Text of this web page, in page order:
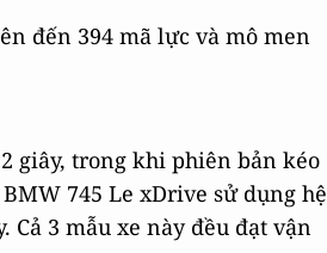
đến 394 mã lực và mô men
giây, trong khi phiên bản kéo
745 Le xDrive sử dụng hệ
3 mẫu xe này đều đạt vận